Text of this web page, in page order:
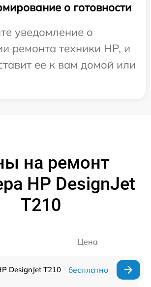
о готовности
уведомление о
ремонта техники HP, и
ее к вам домой или
на ремонт
HP DesignJet
T210
Цена
DesignJet T210 бесплатно